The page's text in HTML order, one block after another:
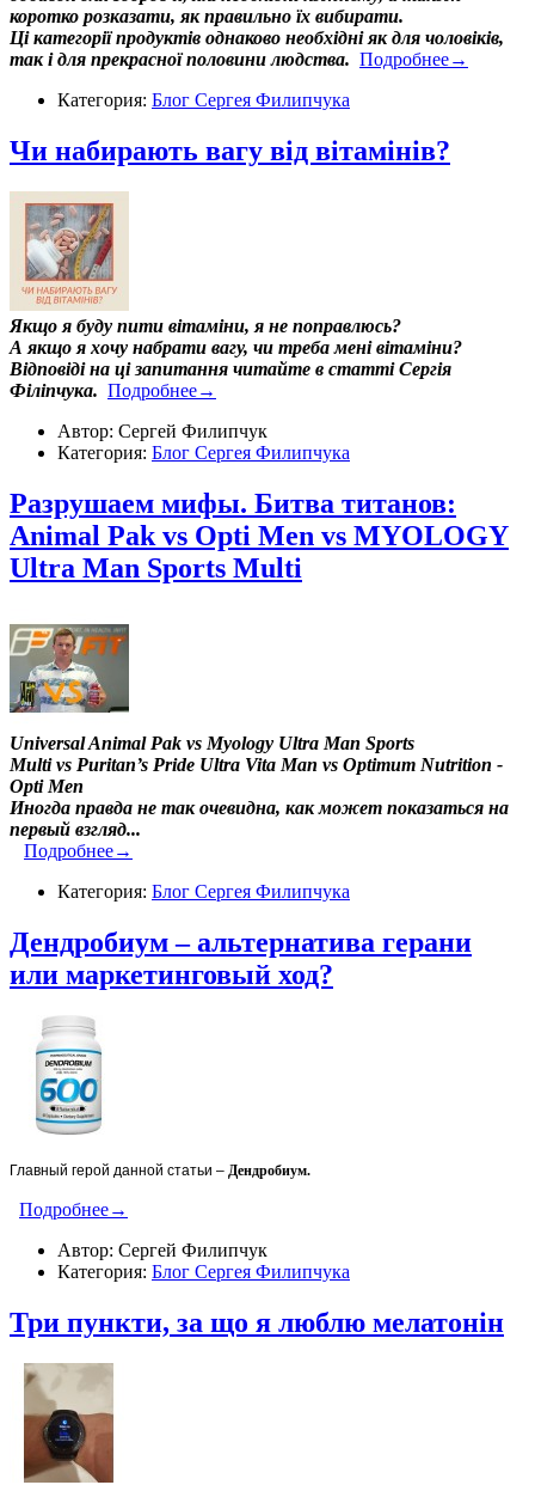
коротко розказати, як правильно їх вибирати.
Ці категорії продуктів однаково необхідні як для чоловіків,
так і для прекрасної половини людства. Подробнее→
Категория: Блог Сергея Филипчука
Чи набирають вагу від вітамінів?
Якщо я буду пити вітаміни, я не поправлюсь?
А якщо я хочу набрати вагу, чи треба мені вітаміни?
Відповіді на ці запитання читайте в статті Сергія
Філіпчука. Подробнее→
Автор: Сергей Филипчук
Категория: Блог Сергея Филипчука
Разрушаем мифы. Битва титанов:
Animal Pak vs Opti Men vs MYOLOGY
Ultra Man Sports Multi
Universal Animal Pak vs Myology Ultra Man Sports
Multi vs Puritan’s Pride Ultra Vita Man vs Optimum Nutrition -
Opti Men
Иногда правда не так очевидна, как может показаться на
первый взгляд...
Подробнее→
Категория: Блог Сергея Филипчука
Дендробиум – альтернатива герани
или маркетинговый ход?
Главный герой данной статьи – Дендробиум.
Подробнее→
Автор: Сергей Филипчук
Категория: Блог Сергея Филипчука
Три пункти, за що я люблю мелатонін